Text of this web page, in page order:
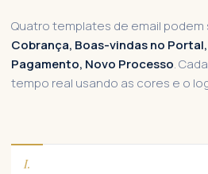
Quatro templates de email
Cobrança, Boas-vindas no
Pagamento, Novo Processo.
tempo real usando as cores e o
I.